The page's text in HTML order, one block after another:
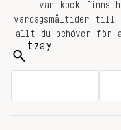
van kock finns
vardagsmåltider till
allt du behöver för
Sök
på: